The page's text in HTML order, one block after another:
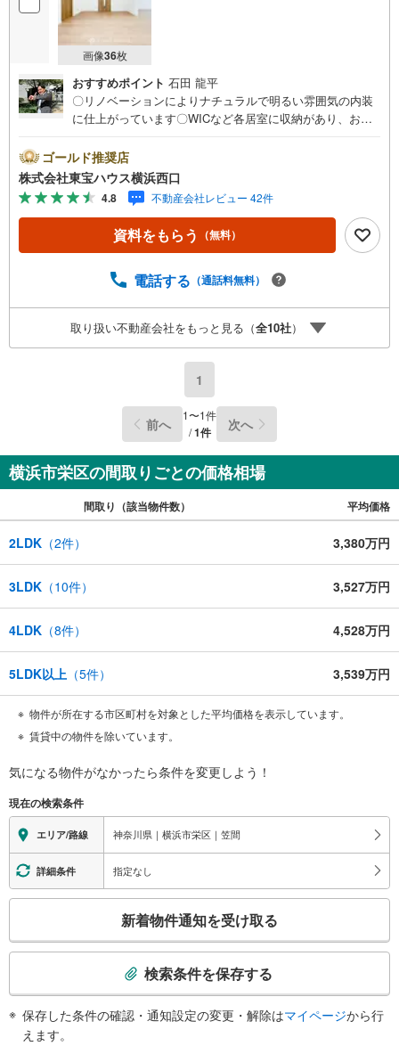
画像36枚
おすすめポイント 石田 龍平
〇リノベーションによりナチュラルで明るい雰囲気の内装
に仕上がっています〇WICなど各居室に収納があり、お部
岡」駅を最寄り駅に！ーーーーYahoo！ 不動産キャンペー
ン対象店舗ーーーー当店で物件を成約するとPayPayボーナ
スライトがもらえる「Yahoo！ 不動産 物件ご成約キャンペ
ーン」の対象になります。「資料をもらう」「見学予約を
する」ボタンからお問い合わせください。※必ずYahoo！ J
APAN IDでログインしてください。※PayPayボーナスライ
です。ーーーーーーーーーーーーーーーーーーーーーーー
利）※上記金利は 2026年8月時点 のものであり、実際の適
用金利は融資実行時のものとなります。金利情勢により表
記の返済額と異なる場合があります。ーーーーーーーーー
ーーーーーーーーーーーーーーーー
ゴールド推奨店
株式会社東宝ハウス横浜西口
4.8 不動産会社レビュー 42件
資料をもらう （無料）
電話する （通話料無料）
取り扱い不動産会社をもっと見る（全10社）
1
前へ 1〜1件
/1件 次へ
横浜市栄区の間取りごとの価格相場
間取り（該当物件数） 平均価格
2LDK （2件） 3,380万円
3LDK （10件） 3,527万円
4LDK （8件） 4,528万円
5LDK以上 （5件） 3,539万円
物件が所在する市区町村を対象とした平均価格を表示しています。
賃貸中の物件を除いています。
気になる物件がなかったら条件を変更しよう！
現在の検索条件
エリア/路線 神奈川県｜横浜市栄区｜笠間
詳細条件 指定なし
検
新着物件通知を受け取る
検索条件を保存する
保存した条件の確認・通知設定の変更・解除はマイページから行
えます。